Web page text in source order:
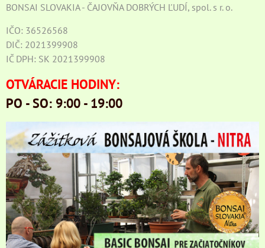
BONSAI SLOVAKIA - ČAJOVŇA DOBRÝCH ĽUDÍ, spol. s r. o.
IČO: 36526568
DIČ: 2021399908
IČ DPH: SK 2021399908
OTVÁRACIE HODINY:
PO - SO: 9:00 - 19:00